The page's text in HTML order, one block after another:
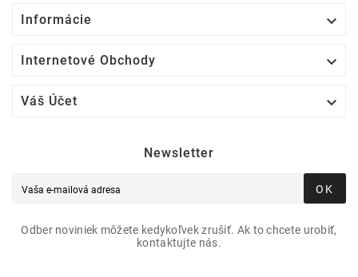
Informácie 
Internetové Obchody 
Váš Účet 
Newsletter
OK
Odber noviniek môžete kedykoľvek zrušiť. Ak to chcete urobiť,
kontaktujte nás.